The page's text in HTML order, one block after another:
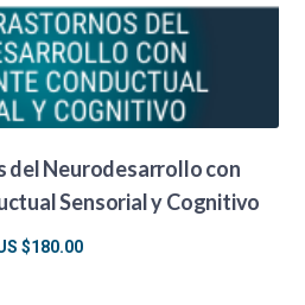
del Neurodesarrollo con
Sensorial y Cognitivo
$180.00